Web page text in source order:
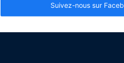
Suivez-nous sur